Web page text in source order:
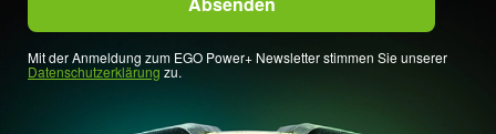
Mit der Anmeldung zum EGO Power+ Newsletter stimmen Sie unserer
Datenschutzerklärung zu.